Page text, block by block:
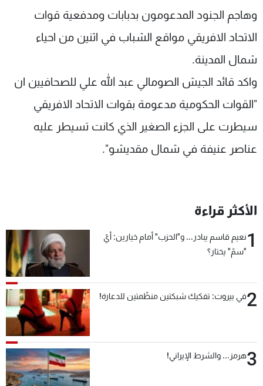
وهاجم الجنود المدعومون بدبابات ومدفعية قوات
الاتحاد الافريقي مواقع الشباب في اثنين من احياء
شمال المدينة.
واكد قائد الجيش الصومالي عبد الله علي للصحافيين ان
"القوات الحكومية مدعومة بقوات الاتحاد الافريقي
سيطرت على الجزء الصغير الذي كانت تسيطر عليه
عناصر عنيفة في شمال مقديشو".
الأكثر قراءة
1نعيم قاسم يبادر... و"الحزب" أمام خيارين: أيّ
"سمّ" يختار؟
2في بيروت: تفكيك شبكتين منظّمتين للدعارة!
3هرمز... والشرط الإيراني!